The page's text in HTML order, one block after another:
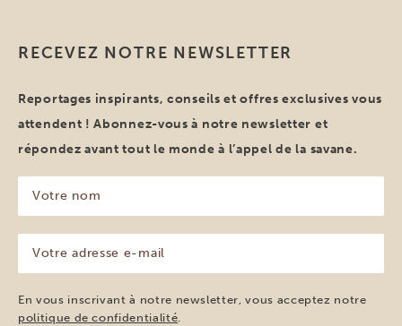
RECEVEZ NOTRE NEWSLETTER
Reportages inspirants, conseils et offres exclusives vous
attendent ! Abonnez-vous à notre newsletter et
répondez avant tout le monde à l’appel de la savane.
nom
(Nécessaire)
adresse
e-
mail
(Nécessaire)
En vous inscrivant à notre newsletter, vous acceptez notre
politique de confidentialité.